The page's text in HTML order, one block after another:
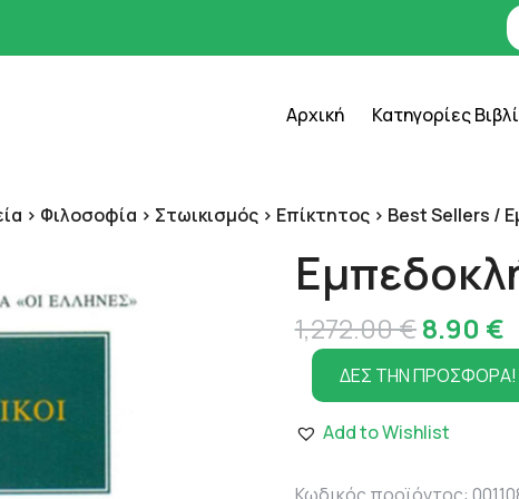
Αρχική Κατηγορίες
> Φιλοσοφία > Στωικισμός > Επίκτητος > Best Sellers /
1,272.00€Original
price
was:
1,272.00
8.90 €Η
ΔΕΣ ΤΗΝ ΠΡΟΣΦΟΡΑ!
Add to Wishlist